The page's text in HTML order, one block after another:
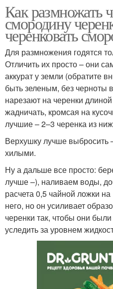
Как размножать
смородину
черенковать
Для размножения годятся
Отличить их просто – они
аккурат у земли (обратите
быть зеленым, без черноты
нарезают на черенки
жадничать, кромсая на
лучшие – 2–3 черенка из
Верхушку лучше выбросить
хилыми.
Ну а дальше все просто:
лучше –), наливаем воды,
расчета 0,5 чайной ложки
него, но он усиливает
черенки так, чтобы они
уследить за уровнем